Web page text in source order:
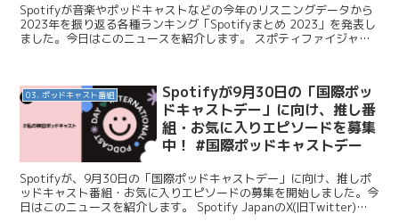
Spotifyが音楽やポッドキャストなどの今年のリスニングデータから
2023年を振り返る各種ランキング「Spotifyまとめ 2023」を発表し
ました。今日はこのニュースを紹介します。 スポティファイジャパ
03. ポッドキャスト番組
Spotifyが9月30日の「国際ポッ
ドキャストデー」に向け、推し番
組・お気に入りエピソードを募集
中！ #国際ポッドキャストデー
Spotifyが、9月30日の「国際ポッドキャストデー」に向け、推しポ
ッドキャスト番組・お気に入りエピソードの募集を開始しました。今
日はこのニュースを紹介します。 Spotify JapanのX(旧Twitter)の